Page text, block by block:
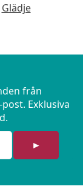
Glädje
från
Exklusiva
►